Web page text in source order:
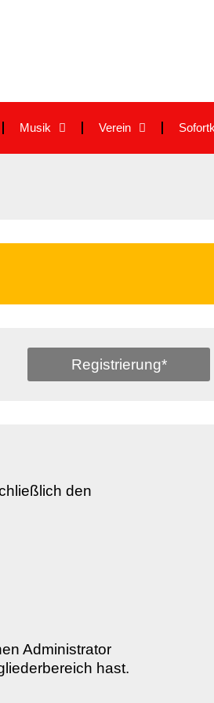
Musik Verein
Registrierung*
den
Administrator
hast.